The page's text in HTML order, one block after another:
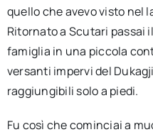
quello che avevo visto nel
Ritornato a Scutari passai
famiglia in una piccola
versanti impervi del
raggiungibili solo a piedi.
Fu così che cominciai a